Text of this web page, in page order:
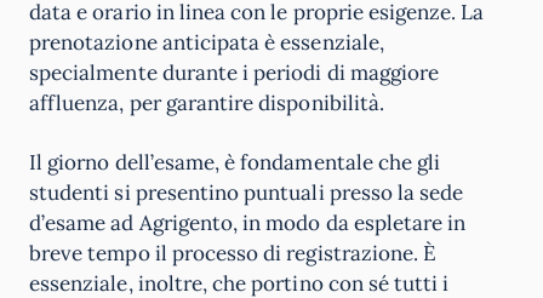
data e orario in linea con le proprie esigenze. La
prenotazione anticipata è essenziale,
specialmente durante i periodi di maggiore
affluenza, per garantire disponibilità.
Il giorno dell’esame, è fondamentale che gli
studenti si presentino puntuali presso la sede
d’esame ad Agrigento, in modo da espletare in
breve tempo il processo di registrazione. È
essenziale, inoltre, che portino con sé tutti i